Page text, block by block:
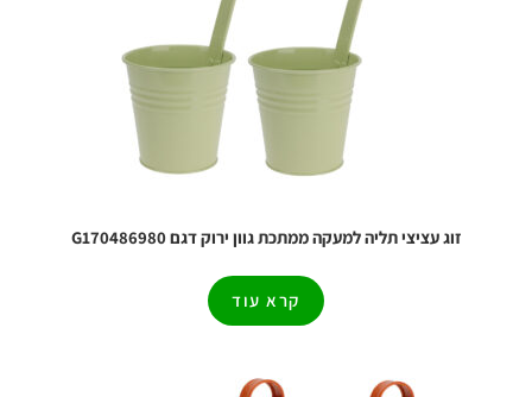
זוג עציצי תליה למעקה ממתכת גוון ירוק דגם G170486980
קרא עוד